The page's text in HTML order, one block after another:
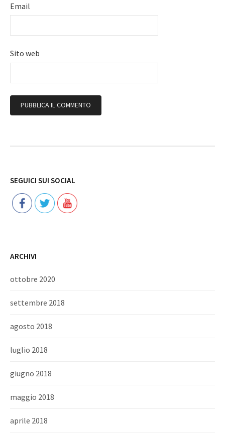
Email
Sito web
SEGUICI SUI SOCIAL
ARCHIVI
ottobre 2020
settembre 2018
agosto 2018
luglio 2018
giugno 2018
maggio 2018
aprile 2018